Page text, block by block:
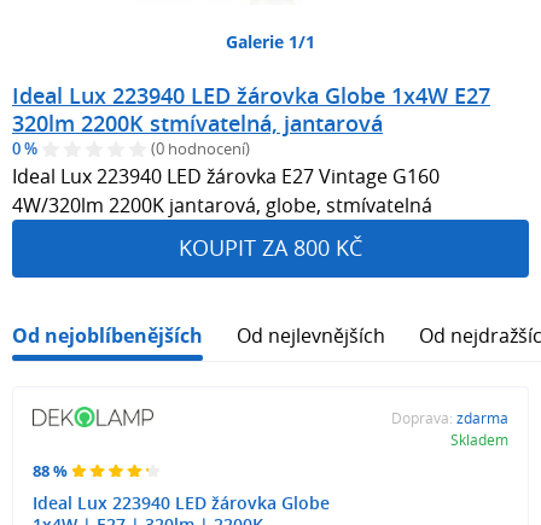
Galerie 1/1
Ideal Lux 223940 LED žárovka Globe 1x4W E27
320lm 2200K stmívatelná, jantarová
0 % (0 hodnocení)
Ideal Lux 223940 LED žárovka E27 Vintage G160
4W/320lm 2200K jantarová, globe, stmívatelná
KOUPIT ZA 800 KČ
Od nejoblíbenějších Od nejlevnějších Od
88 %
Ideal Lux 223940 LED žárovka Globe
Doprava: zdarma
Skladem